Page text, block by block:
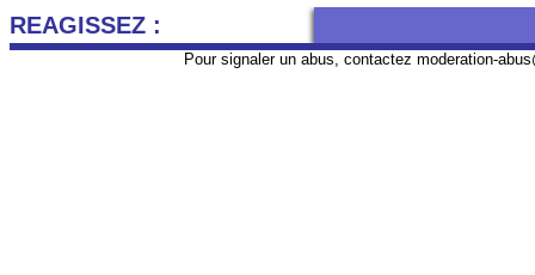
REAGISSEZ :
Pour signaler un abus, contactez moderation-